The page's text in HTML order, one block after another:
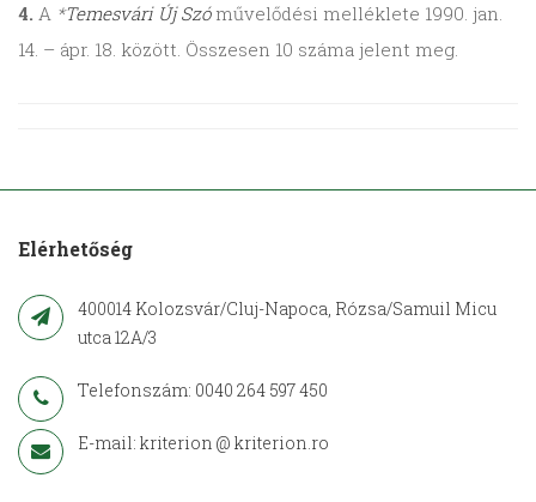
4. A *Temesvári Új Szóművelődési melléklete 1990. jan.
14. – ápr. 18. között. Összesen 10 száma jelent meg.
Elérhetőség
400014 Kolozsvár/Cluj-Napoca, Rózsa/Samuil Micu
utca 12A/3
Telefonszám: 0040 264 597 450
E-mail: kriterion @ kriterion.ro